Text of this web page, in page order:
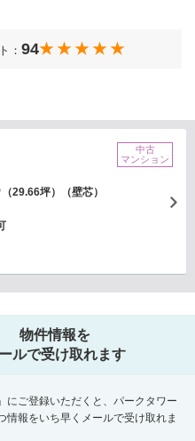
： 94
29.66坪）（壁芯）
中古
マンション
物件情報を
ルで受け取れます
にご登録いただくと、パークタワー
報をいち早くメールで受け取れま